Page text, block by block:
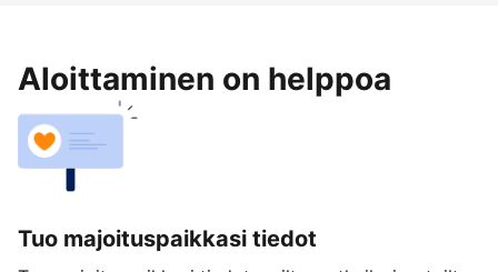
Aloittaminen on helppoa
Tuo majoituspaikkasi tiedot